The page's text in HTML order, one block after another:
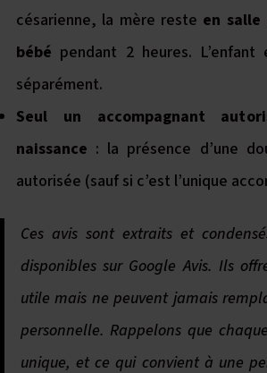
césarienne, la mère reste en salle
bébé pendant 2 heures.
séparément.
Seul un accompagnant
naissance : la présence d’une
autorisée (sauf si c’est l’unique
Ces avis sont extraits et
disponibles sur Google Avis. Ils
utile mais ne peuvent jamais
personnelle. Rappelons que
unique, et ce qui convient à une